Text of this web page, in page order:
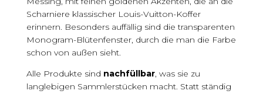
Scharniere klassischer Louis-Vuitton-Koffer
erinnern. Besonders auffällig sind die transparenten
Monogram-Blütenfenster, durch die man die Farbe
schon von außen sieht.
Alle Produkte sind nachfüllbar, was sie zu
langlebigen Sammlerstücken macht. Statt ständig